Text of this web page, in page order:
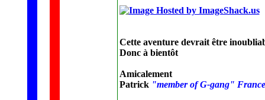
Cette aventure devrait être
Donc à bientôt
Amicalement
Patrick "member of G-gang" France